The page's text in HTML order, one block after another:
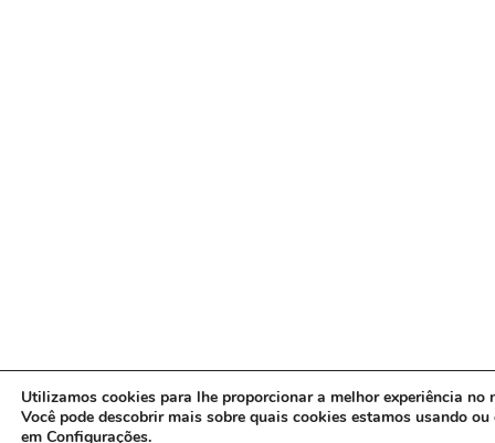
Utilizamos cookies para lhe proporcionar a melhor experiência no
Você pode descobrir mais sobre quais cookies estamos usando
em Configurações.